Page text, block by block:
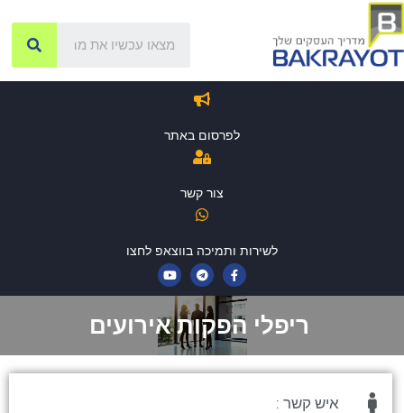
לפרסום באתר
צור קשר
לשירות ותמיכה בווצאפ לחצו
ריפלי הפקות אירועים
איש קשר :